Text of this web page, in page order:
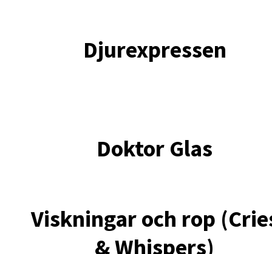
Djurexpressen
Doktor Glas
Viskningar och rop
& Whispers)